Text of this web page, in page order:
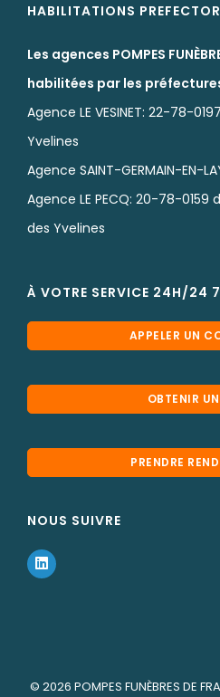
HABILITATIONS
Les agences POMPES
habilitées par les
Agence LE VESINET: 22-78-
Yvelines
Agence SAINT-GERMAIN-EN-
Agence LE PECQ: 20-78-
des Yvelines
À VOTRE SERVICE 24H/24
APPELER UN
OBTENIR
PRENDRE
NOUS SUIVRE
© 2026 POMPES FUNÈBRES DE